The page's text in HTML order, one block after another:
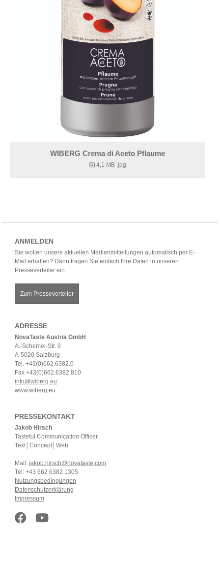
WIBERG Crema di Aceto Pflaume
4,1 MB .jpg
ANMELDEN
Sie wollen unsere aktuellen Medienmitteilungen automatisch per E-
Mail erhalten? Dann tragen Sie einfach Ihre Daten in unseren
Presseverteiler ein:
Zum Presseverteiler
ADRESSE
NovaTaste Austria GmbH
A.-Schemel-Str. 9
A-5020 Salzburg
Tel. +43(0)662.6382.0
Fax +43(0)662.6382.810
info@wiberg.eu
www.wiberg.eu
PRESSEKONTAKT
Jakob Hirsch
Tasteful Communication Officer
Text│Concept│Web
Mail: jakob.hirsch@novataste.com
Tel: +43 662 6382 1305
Nutzungsbedingungen
Datenschutzerklärung
Impressum